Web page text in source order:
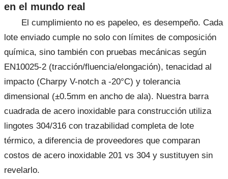
en el mundo real
El cumplimiento no es papeleo, es desempeño. Cada
lote enviado cumple no solo con límites de composición
química, sino también con pruebas mecánicas según
EN10025-2 (tracción/fluencia/elongación), tenacidad al
impacto (Charpy V-notch a -20°C) y tolerancia
dimensional (±0.5mm en ancho de ala). Nuestra barra
cuadrada de acero inoxidable para construcción utiliza
lingotes 304/316 con trazabilidad completa de lote
térmico, a diferencia de proveedores que comparan
costos de acero inoxidable 201 vs 304 y sustituyen sin
revelarlo.